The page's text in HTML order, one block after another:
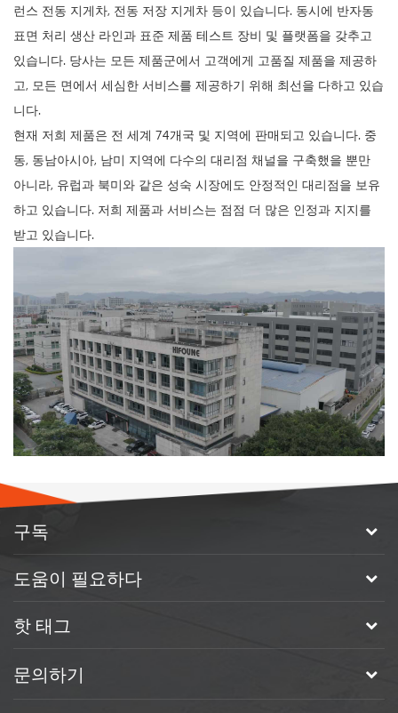
런스 전동 지게차, 전동 저장 지게차 등이 있습니다. 동시에 반자동
표면 처리 생산 라인과 표준 제품 테스트 장비 및 플랫폼을 갖추고
있습니다. 당사는 모든 제품군에서 고객에게 고품질 제품을 제공하
고, 모든 면에서 세심한 서비스를 제공하기 위해 최선을 다하고 있습
니다.
현재 저희 제품은 전 세계 74개국 및 지역에 판매되고 있습니다. 중
동, 동남아시아, 남미 지역에 다수의 대리점 채널을 구축했을 뿐만
아니라, 유럽과 북미와 같은 성숙 시장에도 안정적인 대리점을 보유
하고 있습니다. 저희 제품과 서비스는 점점 더 많은 인정과 지지를
받고 있습니다.
구독
도움이 필요하다
핫 태그
문의하기